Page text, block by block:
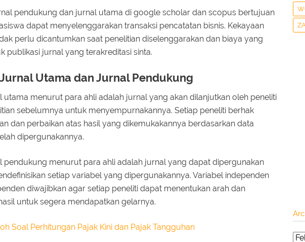
pendukung dan jurnal utama di google scholar dan scopus bertujuan
dapat menyelenggarakan transaksi pencatatan bisnis. Kekayaan
perlu dicantumkan saat penelitian diselenggarakan dan biaya yang
publikasi jurnal yang terakreditasi sinta.
Utama dan Jurnal Pendukung
utama menurut para ahli adalah jurnal yang akan dilanjutkan oleh peneliti
sebelumnya untuk menyempurnakannya. Setiap peneliti berhak
dan perbaikan atas hasil yang dikemukakannya berdasarkan data
dipergunakannya.
pendukung menurut para ahli adalah jurnal yang dapat dipergunakan
setiap variabel yang dipergunakannya. Variabel independen
diwajibkan agar setiap peneliti dapat menentukan arah dan
untuk segera mendapatkan gelarnya.
Soal Perhitungan Pajak Kini dan Pajak Tangguhan